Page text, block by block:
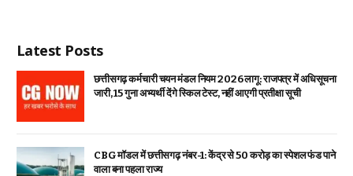
Latest Posts
छत्तीसगढ़ कर्मचारी चयन मंडल नियम 2026 लागू: राजपत्र में अधिसूचना
जारी, 15 गुना अभ्यर्थी देंगे स्किल टेस्ट, नहीं आएगी प्रतीक्षा सूची
CBG मॉडल में छत्तीसगढ़ नंबर-1: केंद्र से ₹50 करोड़ का स्पेशल फंड पाने
वाला बना पहला राज्य